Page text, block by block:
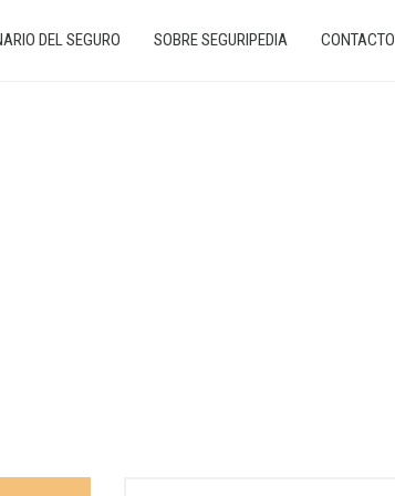
DEL SEGURO SOBRE SEGURIPEDIA CONTACTO